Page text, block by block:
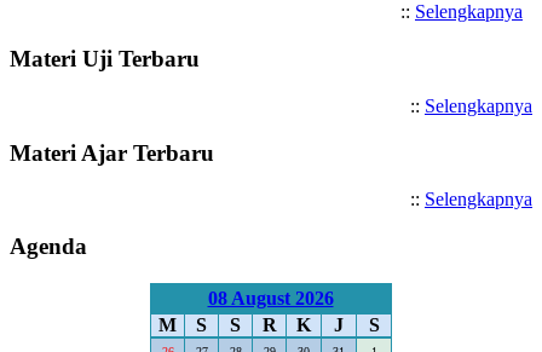
:: Selengkapnya
Materi Uji Terbaru
:: Selengkapnya
Materi Ajar Terbaru
:: Selengkapnya
Agenda
08 August 2026
M
S S R K J S